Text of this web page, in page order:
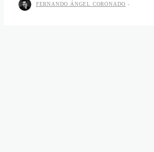
FERNANDO ÁNGEL CORONADO -